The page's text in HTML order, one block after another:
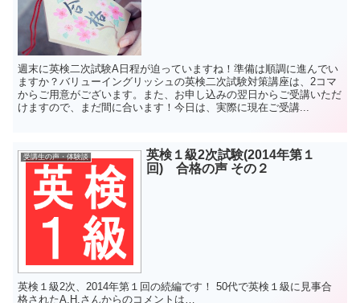
週末に英検二次試験A日程が迫っていますね！準備は順調に進んでい
ますか？バリューイングリッシュの英検二次試験対策講座は、2コマ
からご用意がございます。また、お申し込みの翌日からご受講いただ
けますので、まだ間に合います！今日は、実際に現在ご受講...
受講生の声・体験談
英検１級2次試験(2014年第１
回) 合格の声 その２
英検１級2次、2014年第１回の続編です！ 50代で英検１級に見事合
格されたA.H.さんからのコメントは…